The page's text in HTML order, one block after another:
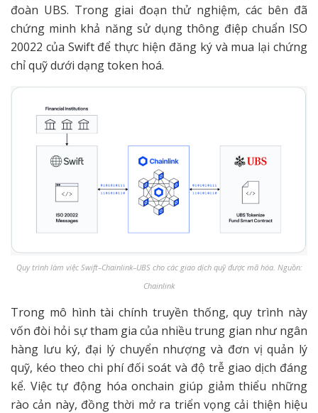
đoàn UBS. Trong giai đoạn thử nghiệm, các bên đã
chứng minh khả năng sử dụng thông điệp chuẩn ISO
20022 của Swift để thực hiện đăng ký và mua lại chứng
chỉ quỹ dưới dạng token hoá.
Quy trình làm việc Swift–Chainlink–UBS cho các giao dịch quỹ được mã hóa. Nguồn:
Chainlink
Trong mô hình tài chính truyền thống, quy trình này
vốn đòi hỏi sự tham gia của nhiều trung gian như ngân
hàng lưu ký, đại lý chuyển nhượng và đơn vị quản lý
quỹ, kéo theo chi phí đối soát và độ trễ giao dịch đáng
kể. Việc tự động hóa onchain giúp giảm thiểu những
rào cản này, đồng thời mở ra triển vọng cải thiện hiệu